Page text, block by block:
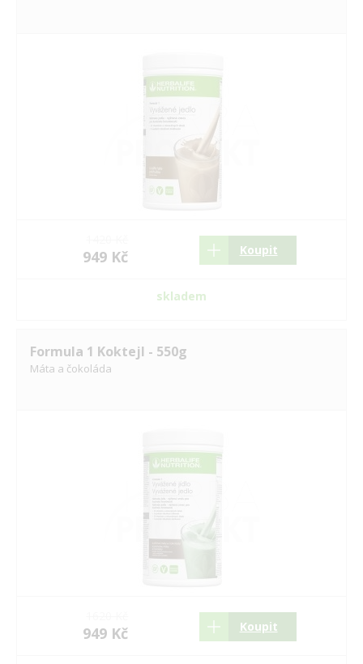
949 Kč Koupit
skladem
Formula 1 Koktejl - 550g
Máta a čokoláda
949 Kč Koupit